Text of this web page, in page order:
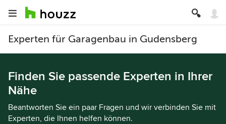
Experten für Garagenbau in Gudensberg
Finden Sie passende Experten in Ihrer
Nähe
Beantworten Sie ein paar Fragen und wir verbinden Sie mit
Experten, die Ihnen helfen können.